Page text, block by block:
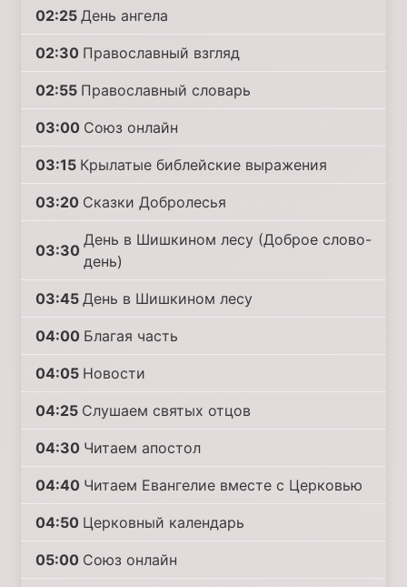
02:25 День ангела
02:30 Православный взгляд
02:55 Православный словарь
03:00 Союз онлайн
03:15 Крылатые библейские выражения
03:20 Сказки Добролесья
03:30
День в Шишкином лесу (Доброе слово-
день)
03:45 День в Шишкином лесу
04:00 Благая часть
04:05 Новости
04:25 Слушаем святых отцов
04:30 Читаем апостол
04:40 Читаем Евангелие вместе с Церковью
04:50 Церковный календарь
05:00 Союз онлайн